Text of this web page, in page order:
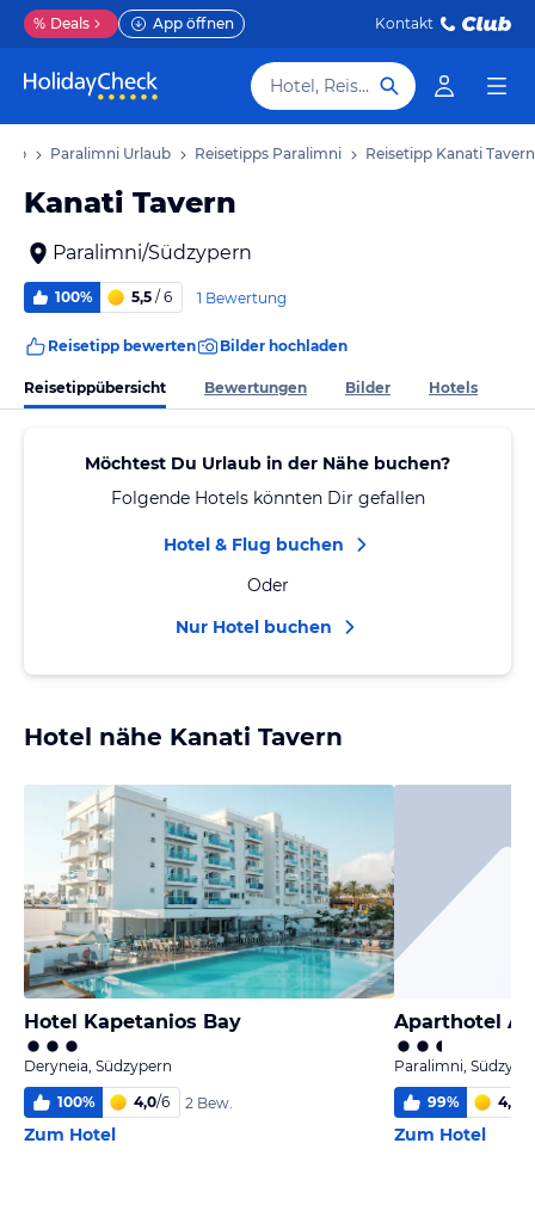
% Deals App öffnen Kontakt
Hotel, Reiseziel
Paralimni Urlaub Reisetipps Paralimni Reisetipp Kanati Tavern
Kanati Tavern
Paralimni/Südzypern
100% 5,5 / 6 1 Bewertung
Reisetipp bewerten Bilder hochladen
Reisetippübersicht Bewertungen Bilder Hotels
Möchtest Du Urlaub in der Nähe buchen?
Folgende Hotels könnten Dir gefallen
Hotel & Flug buchen
Oder
Nur Hotel buchen
Hotel nähe Kanati Tavern
Hotel Kapetanios Bay
Deryneia, Südzypern
100% 4,0/6 2 Bew.
Zum Hotel
Aparthotel
Paralimni,
99% 4,1
Zum Hotel